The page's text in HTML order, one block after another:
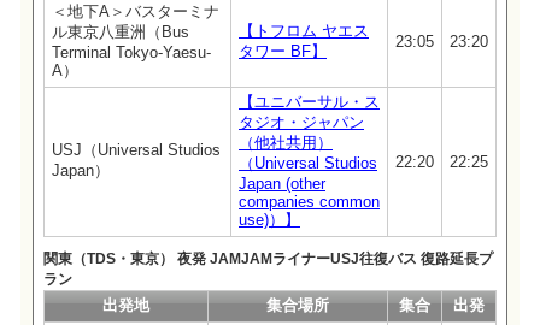
＜地下A＞バスターミナ
ル東京八重洲（Bus
Terminal Tokyo-Yaesu-
A）
【トフロム ヤエス
タワー BF】
23:05 23:20
USJ（Universal Studios
Japan）
【ユニバーサル・ス
タジオ・ジャパン
（他社共用）
（Universal Studios
Japan (other
companies common
use)）】
22:20 22:25
関東（TDS・東京） 夜発 JAMJAMライナーUSJ往復バス 復路延長プ
ラン
出発地 集合場所 集合 出発